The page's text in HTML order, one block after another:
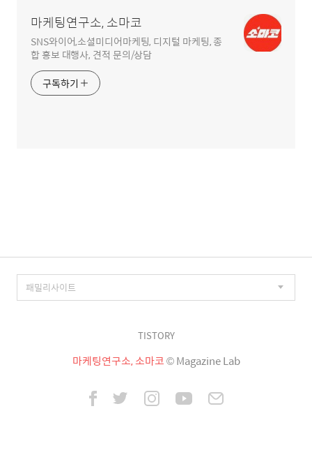
마케팅연구소, 소마코
SNS와이어,소셜미디어마케팅, 디지털 마케팅, 종
합 홍보 대행사, 견적 문의/상담
구독하기
TISTORY
마케팅연구소, 소마코© Magazine Lab